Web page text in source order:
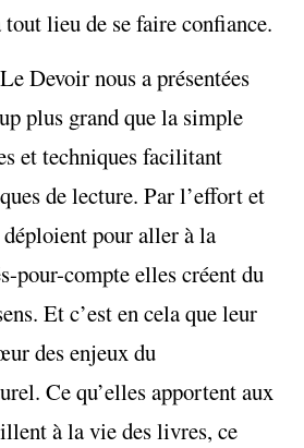
lieu de se faire confiance.
Devoir nous a présentées
plus grand que la simple
et techniques facilitant
de lecture. Par l’effort et
déploient pour aller à la
pour-compte elles créent du
Et c’est en cela que leur
des enjeux du
Ce qu’elles apportent aux
à la vie des livres, ce